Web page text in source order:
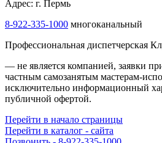
Адрес: г. Пермь
8-922-335-1000 многоканальный
Профессиональная диспетчерская
— не является компанией, заявки
частным самозанятым
исключительно информационный
публичной офертой.
Перейти в начало страницы
Перейти в каталог - сайта